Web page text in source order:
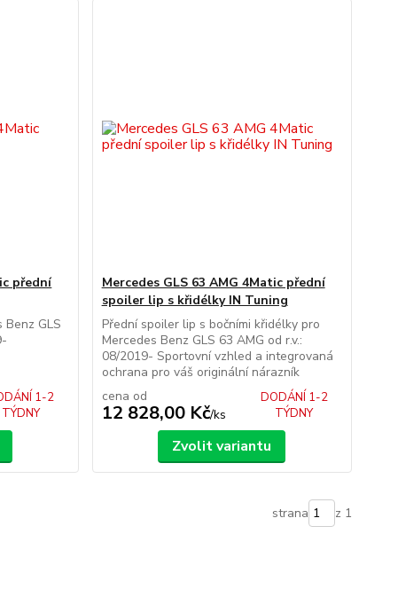
přední
GLS
1-2
TÝDNY
Mercedes GLS 63 AMG 4Matic přední
spoiler lip s křidélky IN Tuning
Přední spoiler lip s bočními křidélky pro
Mercedes Benz GLS 63 AMG od r.v.:
08/2019- Sportovní vzhled a integrovaná
ochrana pro váš originální nárazník
cena od
12 828,00 Kč/ks
DODÁNÍ 1-2
TÝDNY
Zvolit variantu
strana z 1